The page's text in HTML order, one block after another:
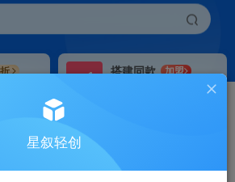
搭建同款
加盟
星叙轻创